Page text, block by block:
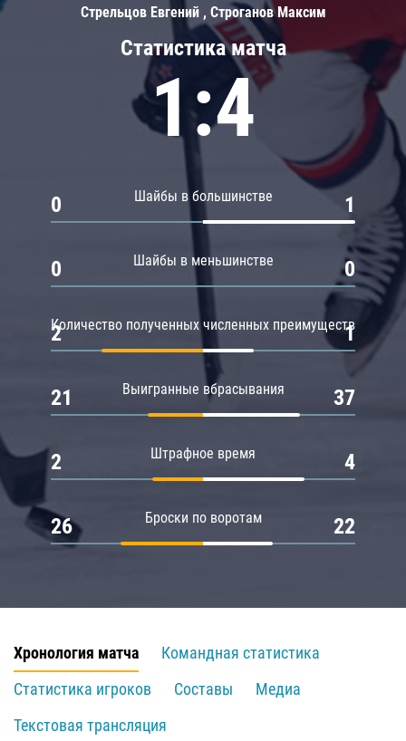
Статистика матча
1:4
Шайбы в большинстве
0 1
Шайбы в меньшинстве
0 0
Количество полученных численных преимуществ
2 1
Выигранные вбрасывания
21 37
Штрафное время
2 4
Броски по воротам
26 22
Стрельцов Евгений , Строганов Максим
Хронология матча
Командная статистика
Статистика игроков
Составы
Медиа
Текстовая трансляция